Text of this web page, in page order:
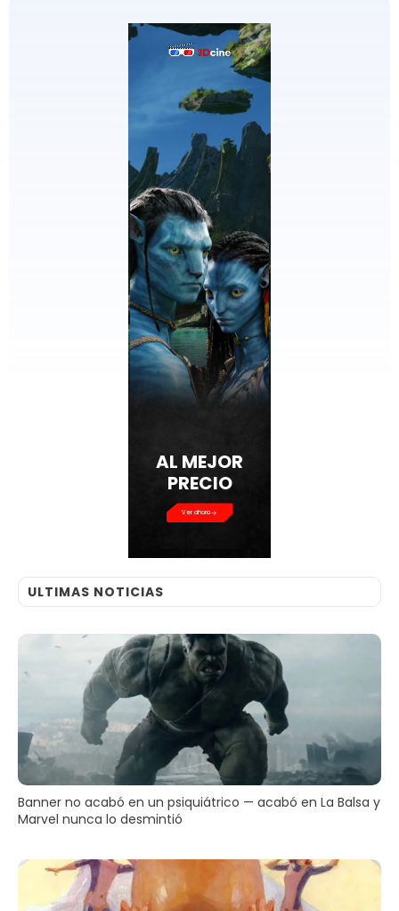
AL MEJOR
PRECIO
Ver ahora
ULTIMAS NOTICIAS
Banner no acabó en un psiquiátrico — acabó en La Balsa y
Marvel nunca lo desmintió